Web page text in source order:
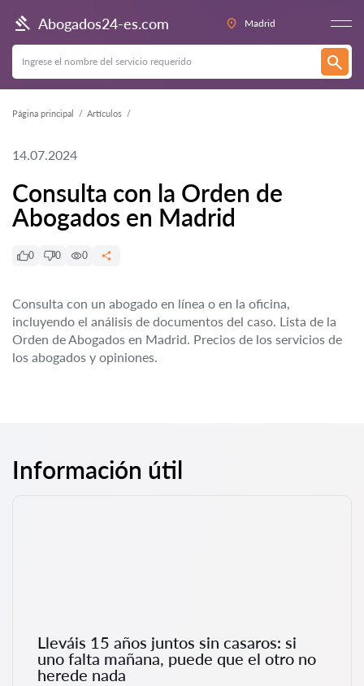
Abogados24-es.com Madrid
Página principal Artículos
14.07.2024
Consulta con la Orden de
Abogados en Madrid
0 0 0
Consulta con un abogado en línea o en la oficina,
incluyendo el análisis de documentos del caso. Lista de la
Orden de Abogados en Madrid. Precios de los servicios de
los abogados y opiniones.
Información útil
Lleváis 15 años juntos sin casaros: si
uno falta mañana, puede que el otro no
herede nada